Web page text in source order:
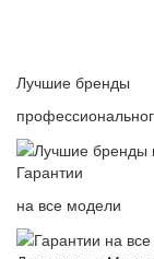
Лучшие бренды
Гарантии
на все модели